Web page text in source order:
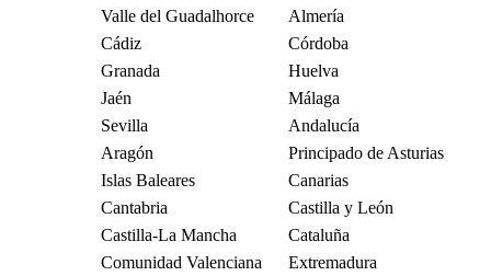
Valle del Guadalhorce
Almería
Cádiz
Córdoba
Granada
Huelva
Jaén
Málaga
Sevilla
Andalucía
Aragón
Principado de Asturias
Islas Baleares
Canarias
Cantabria
Castilla y León
Castilla-La Mancha
Cataluña
Comunidad Valenciana
Extremadura